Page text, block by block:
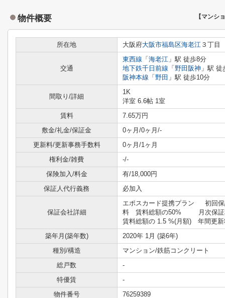
物件概要 【マンシ
所在地 大阪府大阪市福島区海老江 ３丁目
交通
東西線 「 海老江 」駅 徒歩8分
地下鉄千日前線 「 野田阪神 」駅 徒
阪神本線 「 野田 」駅 徒歩10分
間取り/詳細
1K
洋室 6.6帖 1室
賃料
7.65万円
敷金/礼金/保証金
0ヶ月/0ヶ月/-
更新料/更新事務手数料
0ヶ月/1ヶ月
権利金/雑費
-/-
保険加入/料金
有/18,000円
保証人代行義務
必加入
保証会社詳細
エポスカード提携プラン 初回
料 賃料総額の50% 月次保
賃料総額の 1.5 %(月額) 年間更新
築年月(築年数)
2020年 1月 (築6年)
種別/構造
マンション/鉄筋コンクリート
総戸数
-
特優賃
-
物件番号
76259389